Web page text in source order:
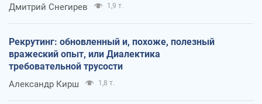
Дмитрий Снегирев 1,9 т.
Рекрутинг: обновленный и, похоже, полезный
вражеский опыт, или Диалектика
требовательной трусости
Александр Кирш 1,8 т.